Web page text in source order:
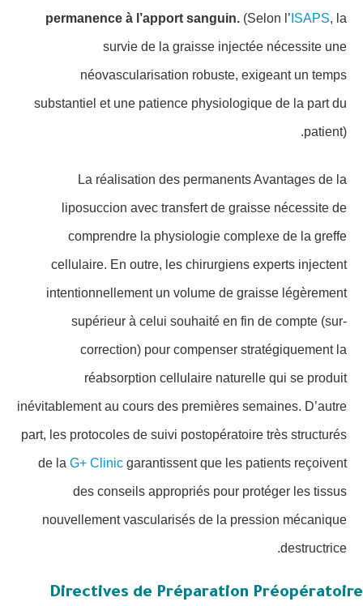
permanence à l’apport sanguin. (Selon l’ ISAPS, la
survie de la graisse injectée nécessite une
néovascularisation robuste, exigeant un temps
substantiel et une patience physiologique de la part du
patient).
La réalisation des permanents Avantages de la
liposuccion avec transfert de graisse nécessite de
comprendre la physiologie complexe de la greffe
cellulaire. En outre, les chirurgiens experts injectent
intentionnellement un volume de graisse légèrement
supérieur à celui souhaité en fin de compte (sur-
correction) pour compenser stratégiquement la
réabsorption cellulaire naturelle qui se produit
inévitablement au cours des premières semaines. D’autre
part, les protocoles de suivi postopératoire très structurés
de la G+ Clinic garantissent que les patients reçoivent
des conseils appropriés pour protéger les tissus
nouvellement vascularisés de la pression mécanique
destructrice.
Directives de Préparation Préopératoire